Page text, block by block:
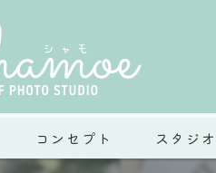
コンセプト スタジオ